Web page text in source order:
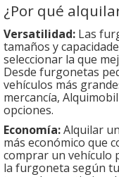
¿Por qué
Versatilidad: Las
tamaños y
seleccionar la que
Desde furgonetas
vehículos más
mercancía,
opciones.
Economía:Alquilar
más económico que
comprar un vehículo
la furgoneta según